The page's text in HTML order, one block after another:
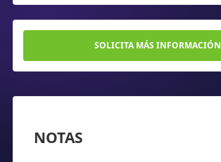
SOLICITA MÁS INFORMACIÓN
NOTAS